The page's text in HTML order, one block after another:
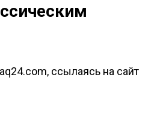
ссылаясь на сайт